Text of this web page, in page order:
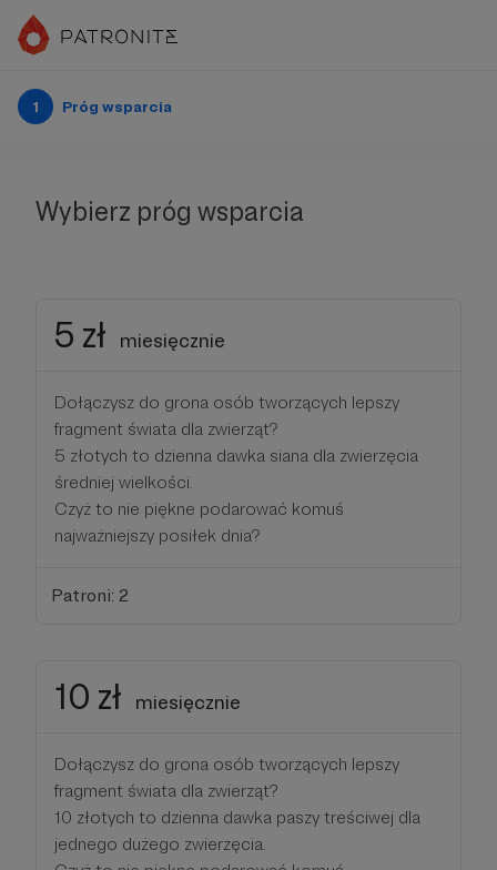
1 Próg wsparcia
Wybierz próg wsparcia
5 zł miesięcznie
Dołączysz do grona osób tworzących lepszy
fragment świata dla zwierząt?
5 złotych to dzienna dawka siana dla zwierzęcia
średniej wielkości.
Czyż to nie piękne podarować komuś
najważniejszy posiłek dnia?
Patroni: 2
10 zł miesięcznie
Dołączysz do grona osób tworzących lepszy
fragment świata dla zwierząt?
10 złotych to dzienna dawka paszy treściwej dla
jednego dużego zwierzęcia.